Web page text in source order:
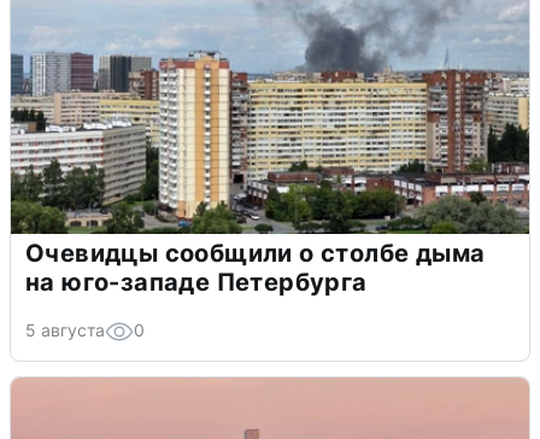
Очевидцы сообщили о столбе дыма
на юго-западе Петербурга
5 августа 0